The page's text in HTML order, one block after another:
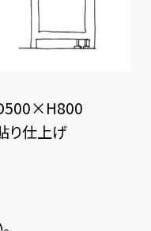
り仕上げ